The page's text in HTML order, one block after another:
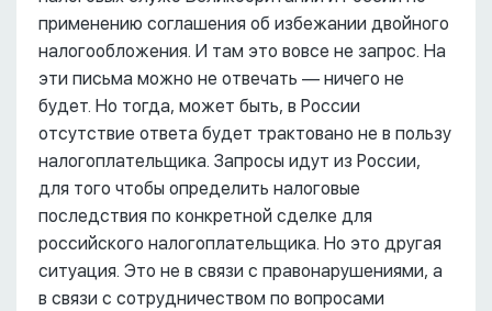
применению соглашения об избежании двойного
налогообложения. И там это вовсе не запрос. На
эти письма можно не отвечать –– ничего не
будет. Но тогда, может быть, в России
отсутствие ответа будет трактовано не в пользу
налогоплательщика. Запросы идут из России,
для того чтобы определить налоговые
последствия по конкретной сделке для
российского налогоплательщика. Но это другая
ситуация. Это не в связи с правонарушениями, а
в связи с сотрудничеством по вопросами